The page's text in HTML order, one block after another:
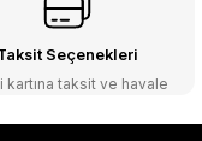
Seçenekleri
kartına taksit ve havale